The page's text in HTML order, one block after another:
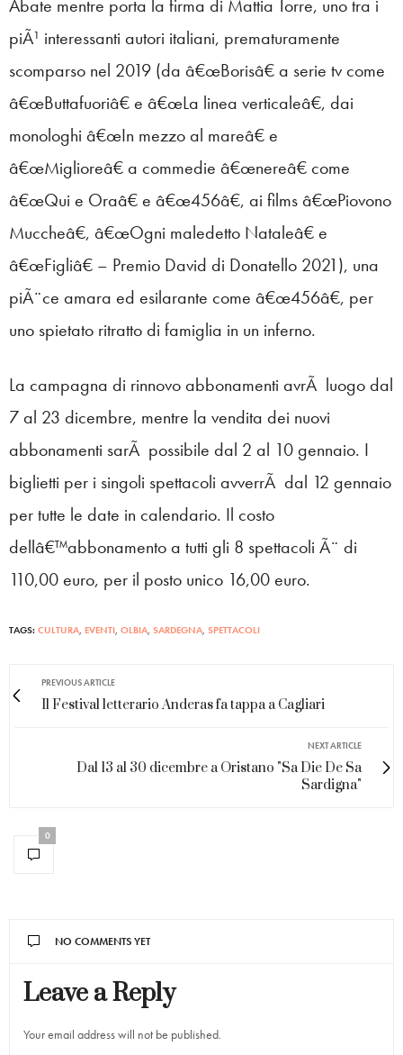
Abate mentre porta la firma di Mattia Torre, uno tra i
piÃ¹ interessanti autori italiani, prematuramente
scomparso nel 2019 (da â€œBorisâ€ a serie tv come
â€œButtafuoriâ€ e â€œLa linea verticaleâ€, dai
monologhi â€œIn mezzo al mareâ€ e
â€œMiglioreâ€ a commedie â€œnereâ€ come
â€œQui e Oraâ€ e â€œ456â€, ai films â€œPiovono
Muccheâ€, â€œOgni maledetto Nataleâ€ e
â€œFigliâ€ – Premio David di Donatello 2021), una
piÃ¨ce amara ed esilarante come â€œ456â€, per
uno spietato ritratto di famiglia in un inferno.
La campagna di rinnovo abbonamenti avrÃ luogo dal
7 al 23 dicembre, mentre la vendita dei nuovi
abbonamenti sarÃ possibile dal 2 al 10 gennaio. I
biglietti per i singoli spettacoli avverrÃ dal 12 gennaio
per tutte le date in calendario. Il costo
dellâ€™abbonamento a tutti gli 8 spettacoli Ã¨ di
110,00 euro, per il posto unico 16,00 euro.
TAGS: CULTURA EVENTI OLBIA SARDEGNA SPETTACOLI
PREVIOUS ARTICLE
Il Festival letterario Anderas fa tappa a Cagliari
NEXT ARTICLE
Dal 13 al 30 dicembre a Oristano "Sa Die De Sa
Sardigna"
0
NO COMMENTS YET
Leave a Reply
Your email address will not be published.